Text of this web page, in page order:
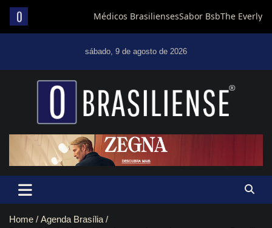
sábado, 9 de agosto de 2026
Um diário de notícias que trabalha por Brasília
Home
Agenda Brasília